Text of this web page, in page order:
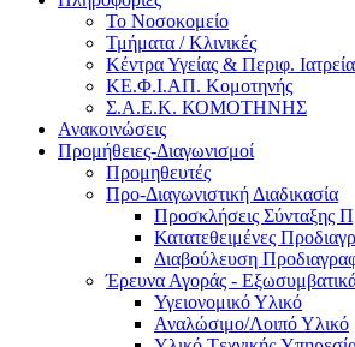
Το Νοσοκομείο
Τμήματα / Κλινικές
Κέντρα Υγείας & Περιφ. Ιατρεία
ΚΕ.Φ.Ι.ΑΠ. Κομοτηνής
Σ.Α.Ε.Κ. ΚΟΜΟΤΗΝΗΣ
Ανακοινώσεις
Προμήθειες-Διαγωνισμοί
Προμηθευτές
Προ-Διαγωνιστική Διαδικασία
Προσκλήσεις Σύνταξης
Κατατεθειμένες
Διαβούλευση
Έρευνα Αγοράς -
Υγειονομικό Υλικό
Αναλώσιμο/Λοιπό Υλικό